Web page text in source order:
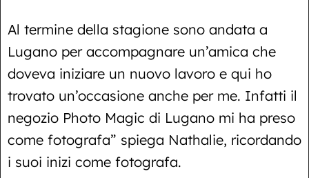
Al termine della stagione sono andata a
Lugano per accompagnare un’amica che
doveva iniziare un nuovo lavoro e qui ho
trovato un’occasione anche per me. Infatti il
negozio Photo Magic di Lugano mi ha preso
come fotografa” spiega Nathalie, ricordando
i suoi inizi come fotografa.